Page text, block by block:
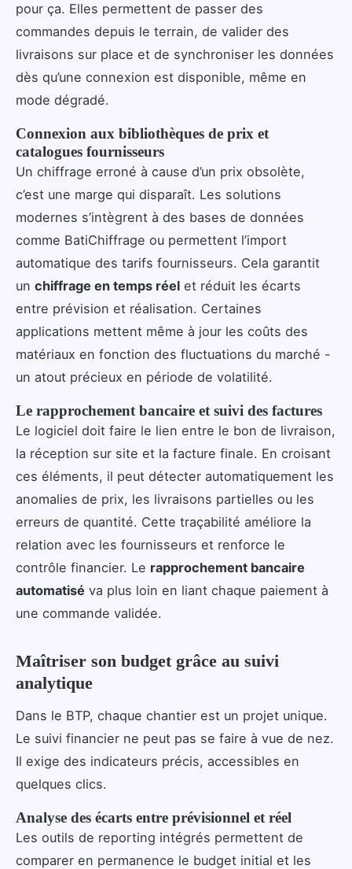
pour ça. Elles permettent de passer des
commandes depuis le terrain, de valider des
livraisons sur place et de synchroniser les données
dès qu’une connexion est disponible, même en
mode dégradé.
Connexion aux bibliothèques de prix et
catalogues fournisseurs
Un chiffrage erroné à cause d’un prix obsolète,
c’est une marge qui disparaît. Les solutions
modernes s’intègrent à des bases de données
comme BatiChiffrage ou permettent l’import
automatique des tarifs fournisseurs. Cela garantit
un chiffrage en temps réel et réduit les écarts
entre prévision et réalisation. Certaines
applications mettent même à jour les coûts des
matériaux en fonction des fluctuations du marché -
un atout précieux en période de volatilité.
Le rapprochement bancaire et suivi des factures
Le logiciel doit faire le lien entre le bon de livraison,
la réception sur site et la facture finale. En croisant
ces éléments, il peut détecter automatiquement les
anomalies de prix, les livraisons partielles ou les
erreurs de quantité. Cette traçabilité améliore la
relation avec les fournisseurs et renforce le
contrôle financier. Le rapprochement bancaire
automatisé va plus loin en liant chaque paiement à
une commande validée.
Maîtriser son budget grâce au suivi
analytique
Dans le BTP, chaque chantier est un projet unique.
Le suivi financier ne peut pas se faire à vue de nez.
Il exige des indicateurs précis, accessibles en
quelques clics.
Analyse des écarts entre prévisionnel et réel
Les outils de reporting intégrés permettent de
comparer en permanence le budget initial et les